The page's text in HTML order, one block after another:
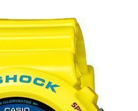
DKNY
PHILIPP PLEIN